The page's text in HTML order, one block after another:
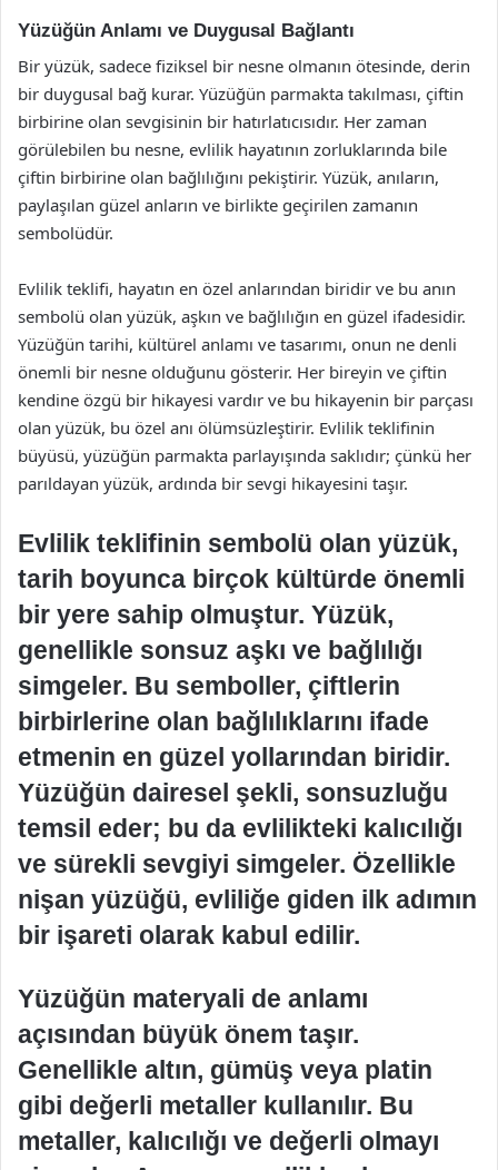
Yüzüğün Anlamı ve Duygusal Bağlantı
Bir yüzük, sadece fiziksel bir nesne olmanın ötesinde, derin
bir duygusal bağ kurar. Yüzüğün parmakta takılması, çiftin
birbirine olan sevgisinin bir hatırlatıcısıdır. Her zaman
görülebilen bu nesne, evlilik hayatının zorluklarında bile
çiftin birbirine olan bağlılığını pekiştirir. Yüzük, anıların,
paylaşılan güzel anların ve birlikte geçirilen zamanın
sembolüdür.
Evlilik teklifi, hayatın en özel anlarından biridir ve bu anın
sembolü olan yüzük, aşkın ve bağlılığın en güzel ifadesidir.
Yüzüğün tarihi, kültürel anlamı ve tasarımı, onun ne denli
önemli bir nesne olduğunu gösterir. Her bireyin ve çiftin
kendine özgü bir hikayesi vardır ve bu hikayenin bir parçası
olan yüzük, bu özel anı ölümsüzleştirir. Evlilik teklifinin
büyüsü, yüzüğün parmakta parlayışında saklıdır; çünkü her
parıldayan yüzük, ardında bir sevgi hikayesini taşır.
Evlilik teklifinin sembolü olan yüzük,
tarih boyunca birçok kültürde önemli
bir yere sahip olmuştur. Yüzük,
genellikle sonsuz aşkı ve bağlılığı
simgeler. Bu semboller, çiftlerin
birbirlerine olan bağlılıklarını ifade
etmenin en güzel yollarından biridir.
Yüzüğün dairesel şekli, sonsuzluğu
temsil eder; bu da evlilikteki kalıcılığı
ve sürekli sevgiyi simgeler. Özellikle
nişan yüzüğü, evliliğe giden ilk adımın
bir işareti olarak kabul edilir.
Yüzüğün materyali de anlamı
açısından büyük önem taşır.
Genellikle altın, gümüş veya platin
gibi değerli metaller kullanılır. Bu
metaller, kalıcılığı ve değerli olmayı